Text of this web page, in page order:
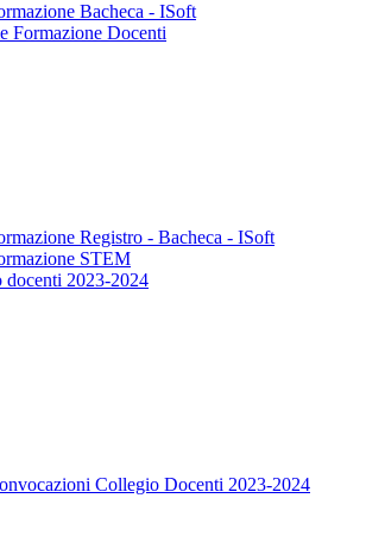
Bacheca - ISoft
Formazione Docenti
Registro - Bacheca - ISoft
STEM
docenti 2023-2024
Collegio Docenti 2023-2024